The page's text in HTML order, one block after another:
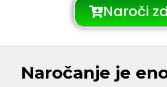
Naroči
Naročanje je